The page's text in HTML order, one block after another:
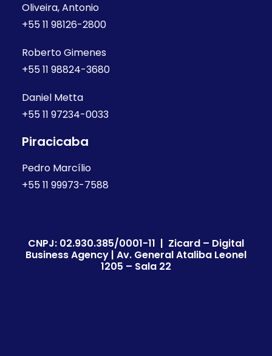
Oliveira, Antonio
+55 11 98126-2800
Roberto Gimenes
+55 11 98824-3680
Daniel Metta
+55 11 97234-0033
Piracicaba
Pedro Marcílio
+55 11 99973-7588
CNPJ: 02.930.385/0001-11 | Zicard – Digital
Business Agency | Av. General Ataliba Leonel
1205 – Sala 22